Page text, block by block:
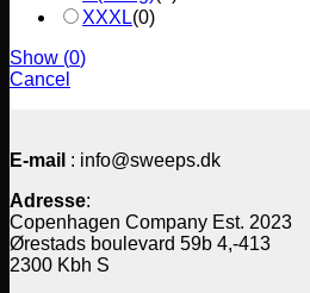
XXXL(0)
Show (0)
Cancel
E-mail : info@sweeps.dk
Adresse:
Copenhagen Company Est. 2023
Ørestads boulevard 59b 4,-413
2300 Kbh S